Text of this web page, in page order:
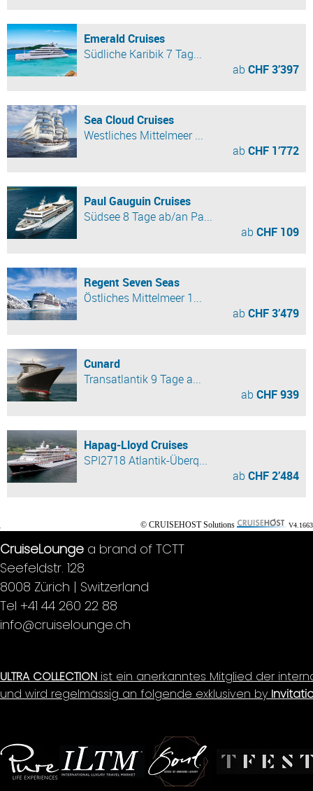
Emerald Cruises
Südliche Karibik 7 Tag...
ab CHF 3’397
Sea Cloud Cruises
Westliches Mittelmeer ...
ab CHF 1’772
Paul Gauguin Cruises
Südsee 8 Tage ab/an Pa...
ab CHF 109
Regent Seven Seas
Östliches Mittelmeer 1...
ab CHF 3’479
Cunard
Transatlantik 9 Tage a...
ab CHF 939
Hapag-Lloyd Cruises
SPI2718 Atlantik-Überq...
ab CHF 2’484
© CRUISEHOST Solutions V4.1663
CruiseLounge a brand of TCTT
Seefeldstr. 128
8008 Zürich | Switzerland
Tel +41 44 260 22 88
info@cruiselounge.ch
ULTRA COLLECTION ist ein anerkanntes Mitglied der
und wird regelmässig an folgende exklusiven by